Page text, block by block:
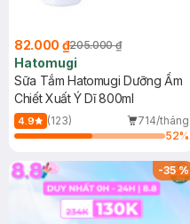
82.000 ₫205.000 ₫
Hatomugi
Sữa Tắm Hatomugi Dưỡng Ẩm
Chiết Xuất Ý Dĩ 800ml
4.9 (123)
714/tháng
52%
-35%